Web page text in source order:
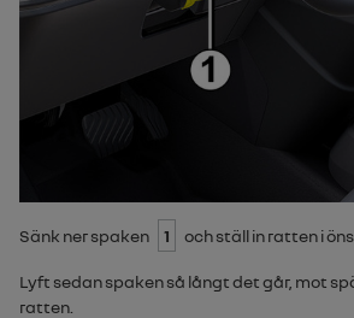
Sänk ner spaken 1 och ställ in ratten i
Lyft sedan spaken så långt det går, mot
ratten.